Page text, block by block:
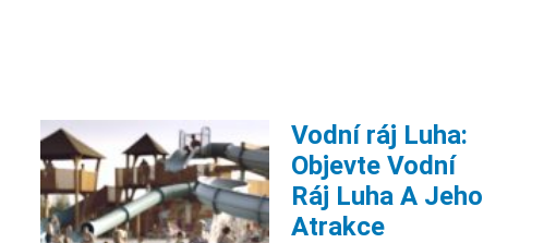
Vodní ráj Luha:
Objevte Vodní
Ráj Luha A Jeho
Atrakce